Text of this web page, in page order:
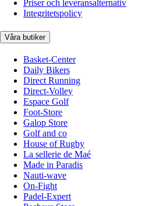
Priser och leveransalternativ
Integritetspolicy
Våra butiker
Basket-Center
Daily Bikers
Direct Running
Direct-Volley
Espace Golf
Foot-Store
Galop Store
Golf and co
House of Rugby
La sellerie de Maé
Made in Paradis
Nauti-wave
On-Fight
Padel-Expert